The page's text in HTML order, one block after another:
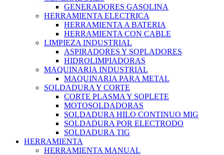
GENERADORES GASOLINA
HERRAMIENTA ELECTRICA
HERRAMIENTA A BATERIA
HERRAMIENTA CON CABLE
LIMPIEZA INDUSTRIAL
ASPIRADORES Y SOPLADORES
HIDROLIMPIADORAS
MAQUINARIA INDUSTRIAL
MAQUINARIA PARA METAL
SOLDADURA Y CORTE
CORTE PLASMA Y SOPLETE
MOTOSOLDADORAS
SOLDADURA HILO CONTINUO MIG
SOLDADURA POR ELECTRODO
SOLDADURA TIG
HERRAMIENTA
HERRAMIENTA MANUAL